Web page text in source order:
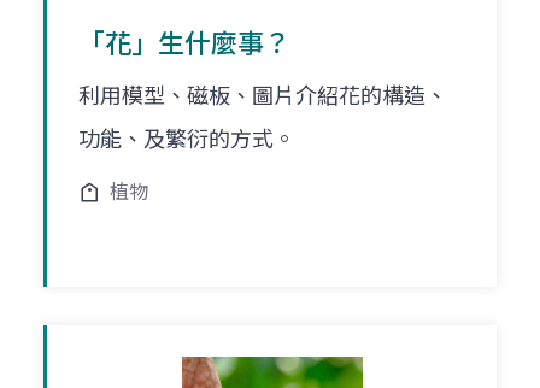
「花」生什麼事？
利用模型、磁板、圖片介紹花的構造、
功能、及繁衍的方式。
植物